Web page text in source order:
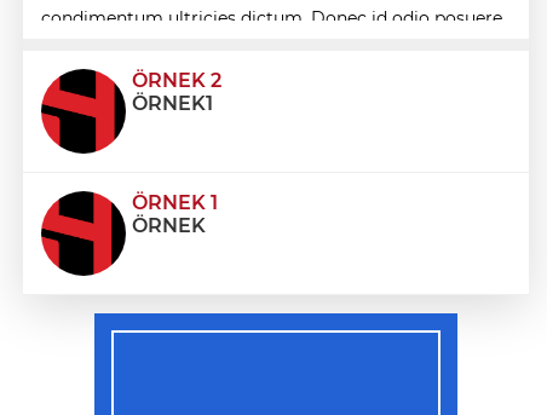
condimentum ultricies dictum. Donec id odio posuere,
ÖRNEK 2
ÖRNEK1
ÖRNEK 1
ÖRNEK